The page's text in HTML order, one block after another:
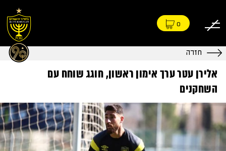
0
חזרה
אלירן עטר ערך אימון ראשון, חוגג שוחח עם
השחקנים